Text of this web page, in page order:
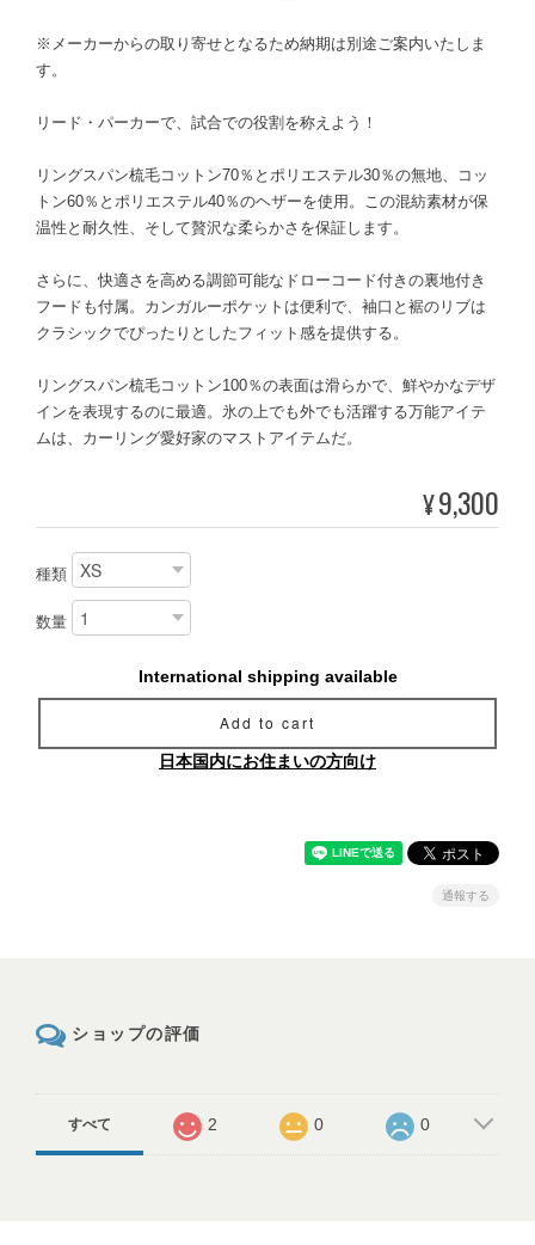
※メーカーからの取り寄せとなるため納期は別途ご案内いたしま
す。
リード・パーカーで、試合での役割を称えよう！
リングスパン梳毛コットン70％とポリエステル30％の無地、コッ
トン60％とポリエステル40％のヘザーを使用。この混紡素材が保
温性と耐久性、そして贅沢な柔らかさを保証します。
さらに、快適さを高める調節可能なドローコード付きの裏地付き
フードも付属。カンガルーポケットは便利で、袖口と裾のリブは
クラシックでぴったりとしたフィット感を提供する。
リングスパン梳毛コットン100％の表面は滑らかで、鮮やかなデザ
インを表現するのに最適。氷の上でも外でも活躍する万能アイテ
ムは、カーリング愛好家のマストアイテムだ。
¥9,300
種類
数量
International shipping available
Add to cart
日本国内にお住まいの方向け
通報する
ショップの評価
すべて 2 0 0